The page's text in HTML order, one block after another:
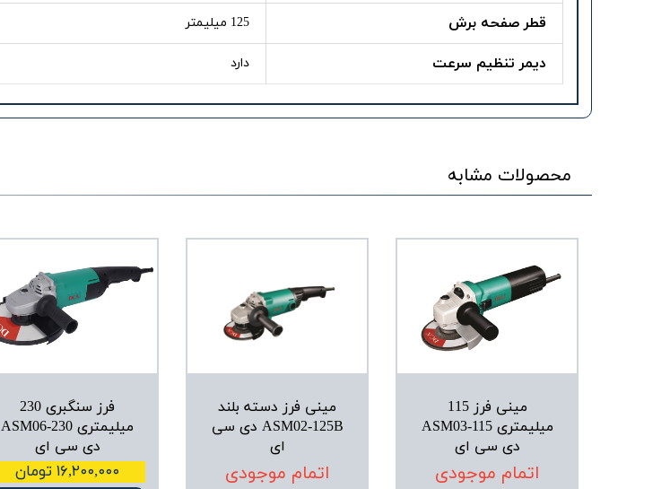
قطر صفحه برش 125 میلیمتر
دیمر تنظیم سرعت دارد
محصولات مشابه
مینی فرز 115
میلیمتری ASM03-115
دی سی ای
اتمام موجودی
مینی فرز دسته بلند
ASM02-125B دی سی
ای
اتمام موجودی
فرز سنگبری 230
میلیمتری ASM06-230
دی سی ای
۱۶,۲۰۰,۰۰۰ تومان